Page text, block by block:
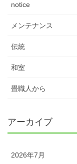
notice
メンテナンス
伝統
和室
畳職人から
アーカイブ
2026年7月